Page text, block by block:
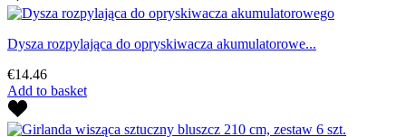
Dysza rozpylająca do opryskiwacza akumulatorowe...
€14.46
Add to basket